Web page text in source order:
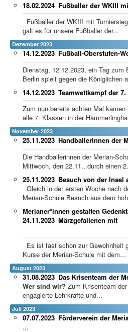
Fußballer der WKIII
18.02.2024
Fußballer der WKIII mit
galt es für unsere Fußballer der...
Dezember 2023
Fußball-Oberstufen-
14.12.2023
Dienstag, 12.12.2023, ein Tag zum
Berlin spielt gegen die Königlichen
Teamwettkampf der
14.12.2023
Zum nun bereits achten Mal
alle 7. Klassen in der
November 2023
Handballerinnen der
25.11.2023
Die Handballerinnen der Merian-
Mittwoch, den 22.11., durch einen
Besuch von der Insel
25.11.2023
Gleich in der ersten Woche nach
Merian-Schule Besuch aus dem
Merianer*innen gestalten
Märzgefallenen mit
24.11.2023
Es ist fast schon zur Gewohnheit
Kurse der Merian-Schule mit dem...
August 2023
Das Krisenteam der
31.08.2023
Wer sind wir? Zum Krisenteam
engagierte Lehrkräfte und...
Juli 2023
Förderverein der
07.07.2023
...